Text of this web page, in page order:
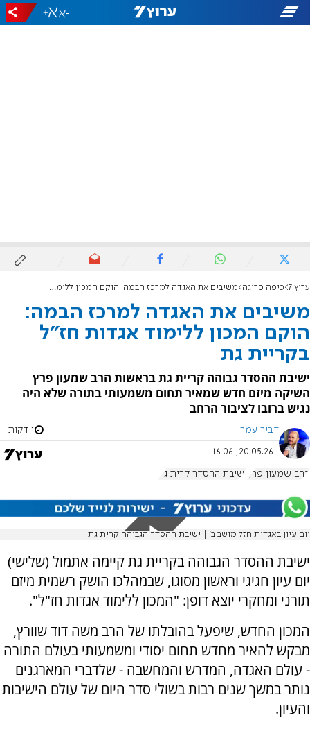
-
+
ערוץ 7 כיפה סרוגה משיבים את האגדה למרכז הבמה: הוקם המכון ללימוד אגדות חז"ל בקריית גת
משיבים את האגדה למרכז הבמה:
הוקם המכון ללימוד אגדות חז"ל
בקריית גת
ישיבת ההסדר גבוהה קריית גת בראשות הרב שמעון פרץ
השיקה מיזם חדש שמאיר תחום משמעותי בתורה שלא היה
נגיש ברובו לציבור הרחב
דביר עמר 1 דקות
20.05.26, 16:06
הרב שמעון פרץ ישיבת ההסדר קרית גת
יום עיון באגדות חזל מושב ב' | ישיבת ההסדר הגבוהה קרית גת
ישיבת ההסדר הגבוהה בקריית גת קיימה אתמול (שלישי)
יום עיון חגיגי וראשון מסוגו, שבמהלכו הושק רשמית מיזם
תורני ומחקרי יוצא דופן: "המכון ללימוד אגדות חז"ל".
המכון החדש, שיפעל בהובלתו של הרב משה דוד שוורץ,
מבקש להאיר מחדש תחום יסודי ומשמעותי בעולם התורה
- עולם האגדה, המדרש והמחשבה - שלדברי המארגנים
נותר במשך שנים רבות בשולי סדר היום של עולם הישיבות
והעיון.